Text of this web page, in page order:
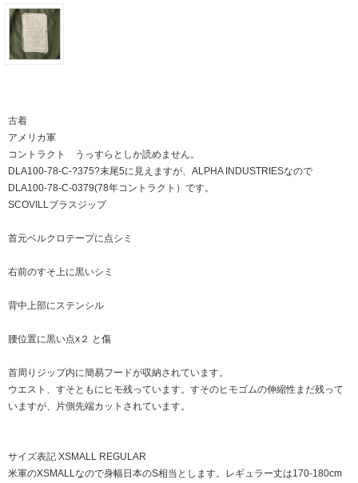
古着
アメリカ軍
コントラクト うっすらとしか読めません。
DLA100-78-C-?375?末尾5に見えますが、ALPHA INDUSTRIESなので
DLA100-78-C-0379(78年コントラクト）です。
SCOVILLブラスジップ
首元ベルクロテープに点シミ
右前のすそ上に黒いシミ
背中上部にステンシル
腰位置に黒い点x２ と傷
首周りジップ内に簡易フードが収納されています。
ウエスト、すそともにヒモ残っています。すそのヒモゴムの伸縮性まだ残って
いますが、片側先端カットされています。
サイズ表記 XSMALL REGULAR
米軍のXSMALLなので身幅日本のS相当とします。レギュラー丈は170-180cm